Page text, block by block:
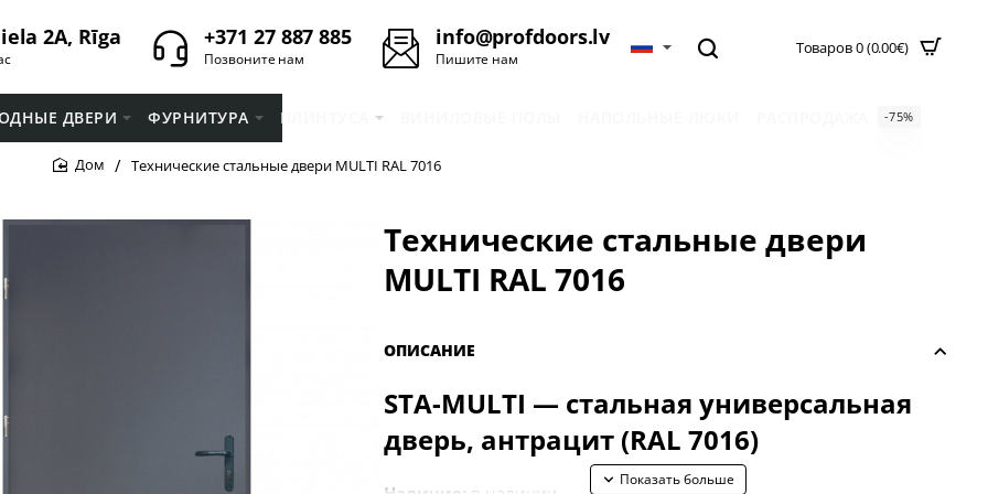
2A, Rīga +371 27 887 885
Позвоните нам
info@profdoors.lv
Пишите нам
Товаров 0 (0.00€)
ДВЕРИ ФУРНИТУРА ПЛИНТУСA -75%
Технические стальные двери MULTI RAL 7016
Технические стальные двери
MULTI RAL 7016
ОПИСАНИЕ
STA-MULTI — стальная универсальная
дверь, антрацит (RAL 7016)